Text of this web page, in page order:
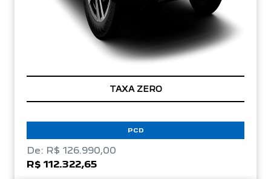
TAXA ZERO
PCD
De: R$ 126.990,00
R$ 112.322,65